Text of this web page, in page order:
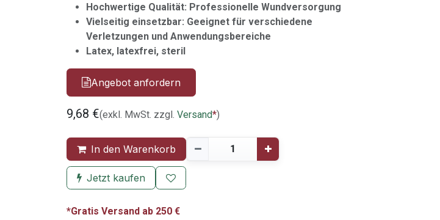
Hochwertige Qualität: Professionelle Wundversorgung
Vielseitig einsetzbar: Geeignet für verschiedene
Verletzungen und Anwendungsbereiche
Latex, latexfrei, steril
Angebot anfordern
9,68 €(exkl. MwSt. zzgl. Versand*)
In den Warenkorb
Jetzt kaufen
*Gratis Versand ab 250 €